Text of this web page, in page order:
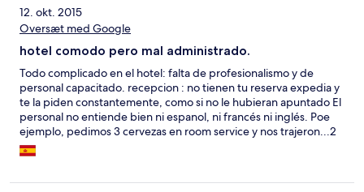
12. okt. 2015
Oversæt med Google
hotel comodo pero mal administrado.
Todo complicado en el hotel: falta de profesionalismo y de
personal capacitado. recepcion : no tienen tu reserva expedia y
te la piden constantemente, como si no le hubieran apuntado El
personal no entiende bien ni espanol, ni francés ni inglés. Poe
ejemplo, pedimos 3 cervezas en room service y nos trajeron...2
toallas para el cuarto de banho. la ley seca, no es problema : lo
sabemos, forma parte de la cultura local y es normal. pero que el